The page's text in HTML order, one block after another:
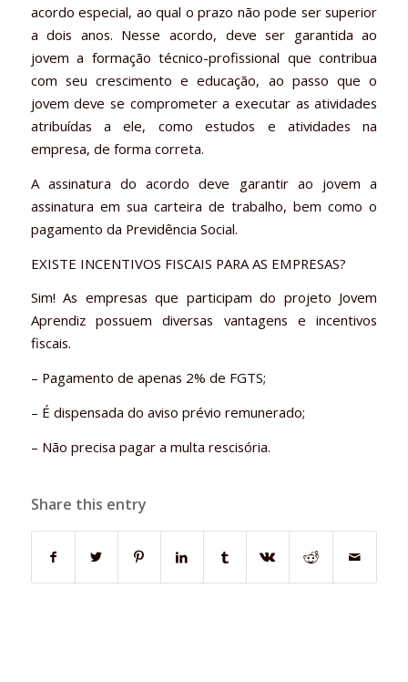
acordo especial, ao qual o prazo não pode ser superior
a dois anos. Nesse acordo, deve ser garantida ao
jovem a formação técnico-profissional que contribua
com seu crescimento e educação, ao passo que o
jovem deve se comprometer a executar as atividades
atribuídas a ele, como estudos e atividades na
empresa, de forma correta.
A assinatura do acordo deve garantir ao jovem a
assinatura em sua carteira de trabalho, bem como o
pagamento da Previdência Social.
EXISTE INCENTIVOS FISCAIS PARA AS EMPRESAS?
Sim! As empresas que participam do projeto Jovem
Aprendiz possuem diversas vantagens e incentivos
fiscais.
– Pagamento de apenas 2% de FGTS;
– É dispensada do aviso prévio remunerado;
– Não precisa pagar a multa rescisória.
Share this entry